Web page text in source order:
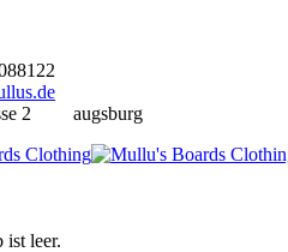
2
augsburg
ist leer.